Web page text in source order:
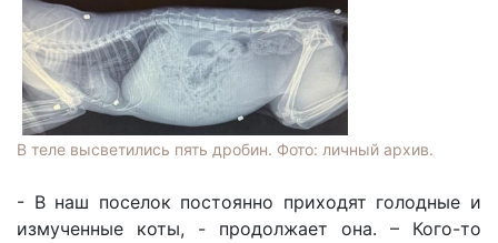
В теле высветились пять дробин. Фото: личный архив.
- В наш поселок постоянно приходят голодные и
измученные коты, - продолжает она. – Кого-то